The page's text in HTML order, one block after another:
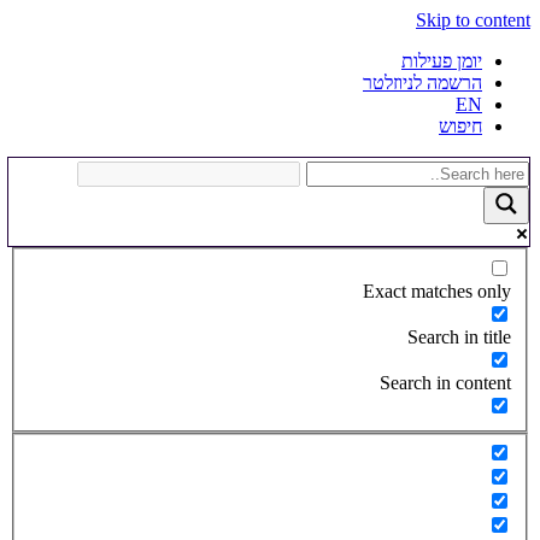
Skip to content
יומן פעילות
הרשמה לניוזלטר
EN
חיפוש
Exact matches only
Search in title
Search in content